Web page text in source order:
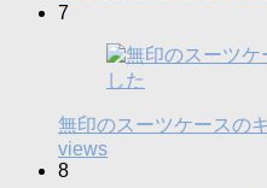
7
無印のスーツケースの
views
8